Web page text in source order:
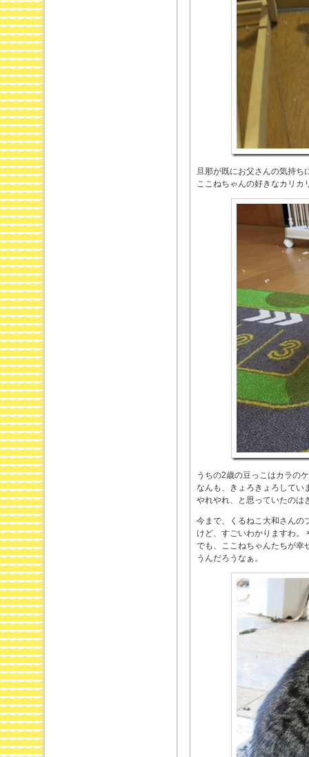
旦那が既にお父さんの気持ち
ここねちゃんの好きなカリカ
うちの2歳の豆っこはカラの
なんも、きょろきょろしてい
やれやれ、と思っていたの
今まで、くるねこ大和さんの
けど、すごいわかりますわ。
でも、ここねちゃんたちが幸
うんだろうなぁ。